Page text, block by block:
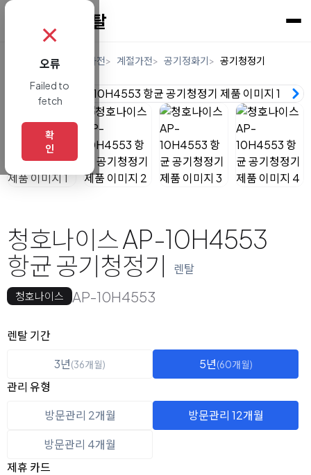
렌탈 디지털/가전 계절가전 공기정화기 공기청정기
청호나이스 AP-10H4553
항균 공기청정기
렌탈
청호나이스 AP-10H4553
옵션 선택
렌탈 선택
렌탈 기간
3년(36개월) 5년(60개월)
관리 유형
방문관리 2개월
방문관리 12개월
방문관리 4개월
제휴 카드
✗
오류
Failed to
fetch
확
인